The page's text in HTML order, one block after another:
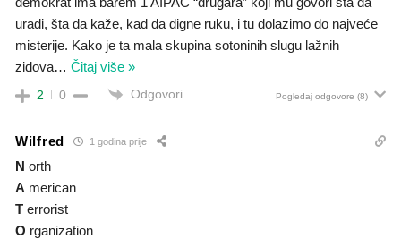
uradi, šta da kaže, kad da digne ruku, i tu dolazimo do najveće
misterije. Kako je ta mala skupina sotoninih slugu lažnih
zidova… Čitaj više »
2 0 Odgovori Pogledaj odgovore (8)
Wilfred 1 godina prije
N orth
A merican
T errorist
O rganization